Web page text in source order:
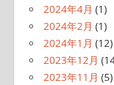
2024年4月 (1)
2024年2月 (1)
2024年1月 (12)
2023年12月
2023年11月 (5)